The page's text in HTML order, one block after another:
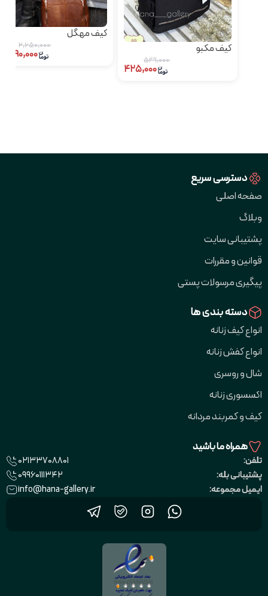
کیف مکبو
۵۴۹,۰۰۰
کیف مهگل
۲,۶۵۰,۰۰۰
دسترسی سریع
صفحه اصلی
وبلاگ
پشتیبانی سایت
قوانین و مقررات
پیگیری مرسولات پستی
دسته بندی ها
انواع کیف زنانه
انواع کفش زنانه
شال و روسری
اکسسوری زنانه
کیف و کمربند مردانه
همراه ما باشید
تلفن:
02133708801
پشتیبانی بله:
09960111342
ایمیل مجموعه:
info@hana-gallery.ir